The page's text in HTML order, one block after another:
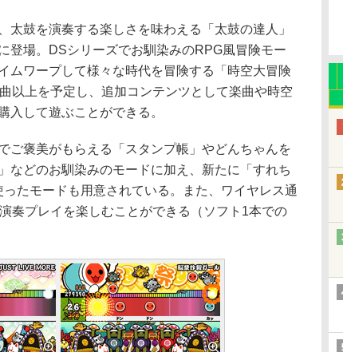
鼓を演奏する楽しさを味わえる「太鼓の達人」
登場。DSシリーズでお馴染みのRPG風冒険モー
ムワープして様々な時代を冒険する「時空大冒険
以上を予定し、追加コンテンツとして楽曲や時空
入して遊ぶことができる。
褒美がもらえる「スタンプ帳」やどんちゃんを
などのお馴染みのモードに加え、新たに「すれち
たモードも用意されている。また、ワイヤレス通
奏プレイを楽しむことができる（ソフト1本での